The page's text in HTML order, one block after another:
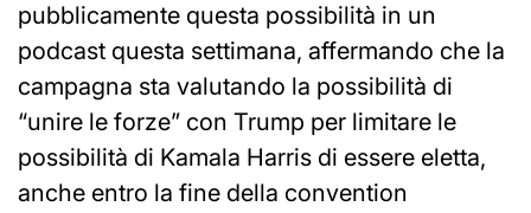
pubblicamente questa possibilità in un
podcast questa settimana, affermando che la
campagna sta valutando la possibilità di
“unire le forze” con Trump per limitare le
possibilità di Kamala Harris di essere eletta,
anche entro la fine della convention